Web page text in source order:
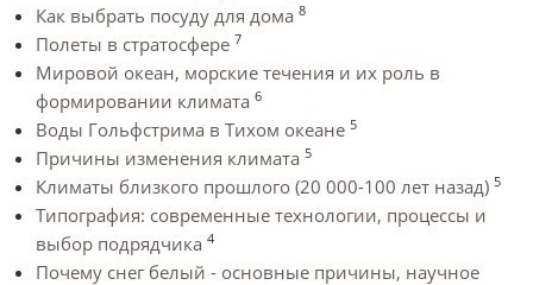
Как выбрать посуду для дома 8
Полеты в стратосфере 7
Мировой океан, морские течения и их роль в
формировании климата 6
Воды Гольфстрима в Тихом океане 5
Причины изменения климата 5
Климаты близкого прошлого (20 000-100 лет назад) 5
Типография: современные технологии, процессы и
выбор подрядчика 4
Почему снег белый - основные причины, научное